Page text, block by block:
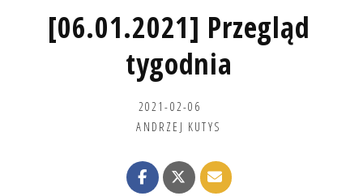
[06.01.2021] Przegląd
tygodnia
2021-02-06
ANDRZEJ KUTYS